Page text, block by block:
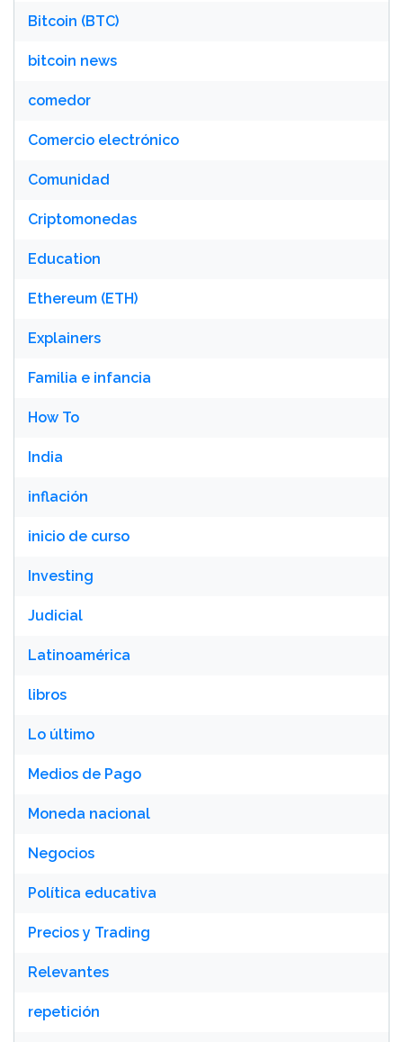
Bitcoin (BTC)
bitcoin news
comedor
Comercio electrónico
Comunidad
Criptomonedas
Education
Ethereum (ETH)
Explainers
Familia e infancia
How To
India
inflación
inicio de curso
Investing
Judicial
Latinoamérica
libros
Lo último
Medios de Pago
Moneda nacional
Negocios
Política educativa
Precios y Trading
Relevantes
repetición